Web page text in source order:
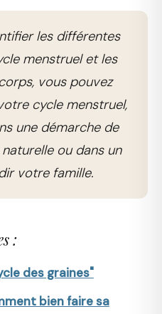
les différentes
menstruel et les
vous pouvez
cycle menstruel,
une démarche de
ou dans un
votre famille.
:
des graines"
bien faire sa